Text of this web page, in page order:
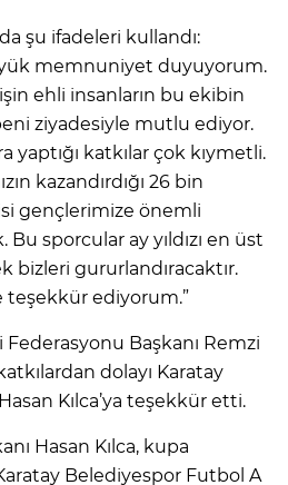
şu ifadeleri kullandı:
memnuniyet duyuyorum.
ehli insanların bu ekibin
ziyadesiyle mutlu ediyor.
yaptığı katkılar çok kıymetli.
kazandırdığı 26 bin
gençlerimize önemli
Bu sporcular ay yıldızı en üst
bizleri gururlandıracaktır.
teşekkür ediyorum.”
Başkanı Remzi
dolayı Karatay
Kılca’ya teşekkür etti.
Hasan Kılca, kupa
Belediyespor Futbol A